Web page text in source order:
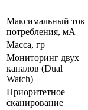
Максимальный ток
потребления, мА
Масса, гр
Мониторинг двух
каналов (Dual
Watch)
Приоритетное
сканирование